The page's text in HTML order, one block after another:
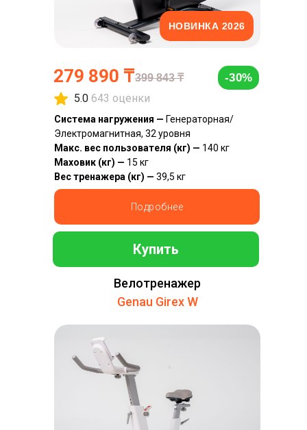
Купить
279 890 ₸
Подробнее
Система нагружения — Генераторная/
Электромагнитная, 32 уровня
Макс. вес пользователя (кг) — 140 кг
Маховик (кг) — 15 кг
Вес тренажера (кг) — 39,5 кг
-30%
НОВИНКА 2026
5.0 643 оценки
399 843₸
Велотренажер
Genau Girex W